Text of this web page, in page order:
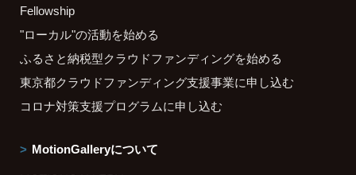
Fellowship
"ローカル"の活動を始める
ふるさと納税型クラウドファンディングを始める
東京都クラウドファンディング支援事業に申し込む
コロナ対策支援プログラムに申し込む
MotionGalleryについて